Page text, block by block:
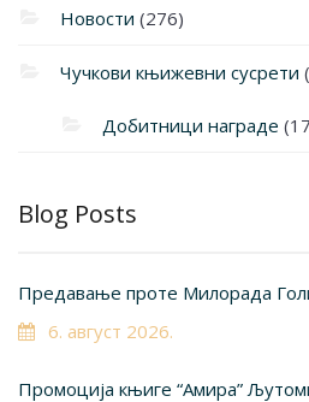
Новости (276)
Чучкови књижевни сусрети
Добитници награде
Blog Posts
Предавање проте Милорада
6. август 2026.
Промоција књиге “Амира”